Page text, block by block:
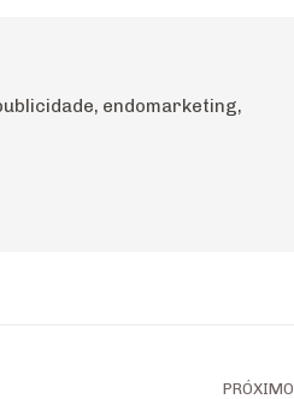
endomarketing,
PRÓXIMO